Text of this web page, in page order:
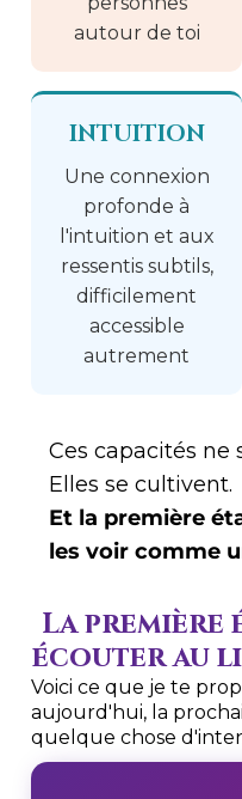
autour de toi
INTUITION
Une connexion
profonde à
l'intuition et aux
ressentis subtils,
difficilement
accessible
autrement
Ces capacités ne
Elles se cultivent.
Et la première
les voir comme
La première
écouter au
Voici ce que je te
aujourd'hui, la
quelque chose